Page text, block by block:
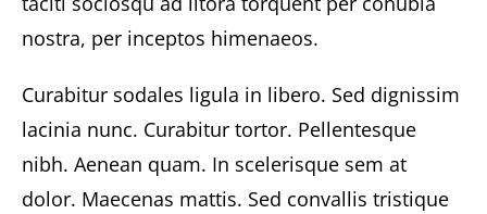
nostra, per inceptos himenaeos.
Curabitur sodales ligula in libero. Sed dignissim
lacinia nunc. Curabitur tortor. Pellentesque
nibh. Aenean quam. In scelerisque sem at
dolor. Maecenas mattis. Sed convallis tristique